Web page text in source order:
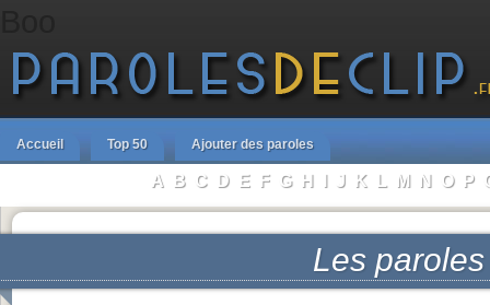
Accueil Top 50 Ajouter des paroles
A B C D E F G H I J K L M N O P
Les